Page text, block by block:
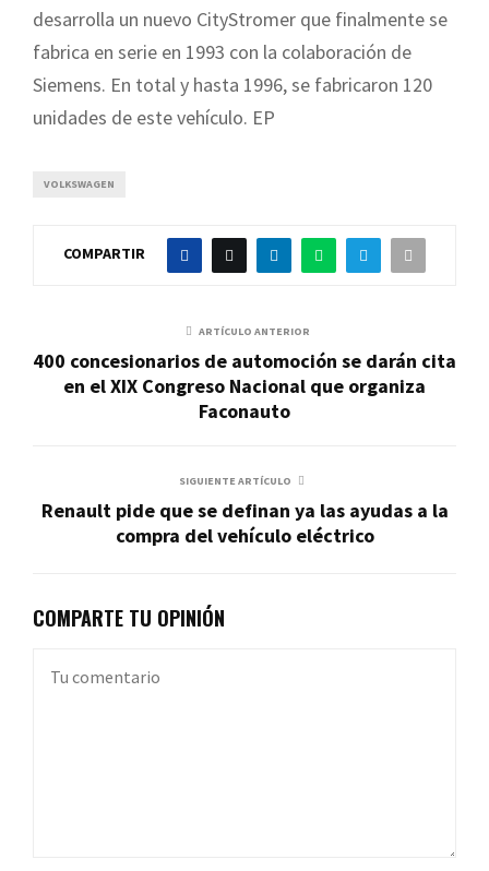
desarrolla un nuevo CityStromer que finalmente se
fabrica en serie en 1993 con la colaboración de
Siemens. En total y hasta 1996, se fabricaron 120
unidades de este vehículo. EP
VOLKSWAGEN
COMPARTIR
ARTÍCULO ANTERIOR
400 concesionarios de automoción se darán cita
en el XIX Congreso Nacional que organiza
Faconauto
SIGUIENTE ARTÍCULO
Renault pide que se definan ya las ayudas a la
compra del vehículo eléctrico
COMPARTE TU OPINIÓN